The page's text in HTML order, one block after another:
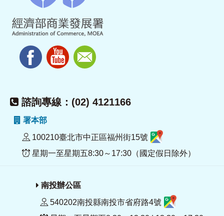
諮詢專線：(02) 4121166
署本部
100210臺北市中正區福州街15號
星期一至星期五8:30～17:30（國定假日除外）
南投辦公區
540202南投縣南投市省府路4號